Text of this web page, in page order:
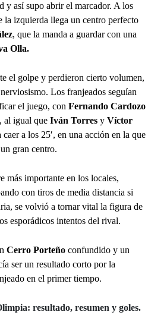
y así supo abrir el marcador. A los
la izquierda llega un centro perfecto
, que la manda a guardar con una
Olla.
el golpe y perdieron cierto volumen,
Los franjeados seguían
el juego, con Fernando Cardozo
al igual que Iván Torres y Víctor
a los 25′, en una acción en la que
gran centro.
más importante en los locales,
con tiros de media distancia si
se volvió a tornar vital la figura de
esporádicos intentos del rival.
Cerro Porteño confundido y un
ser un resultado corto por la
en el primer tiempo.
resultado, resumen y goles.